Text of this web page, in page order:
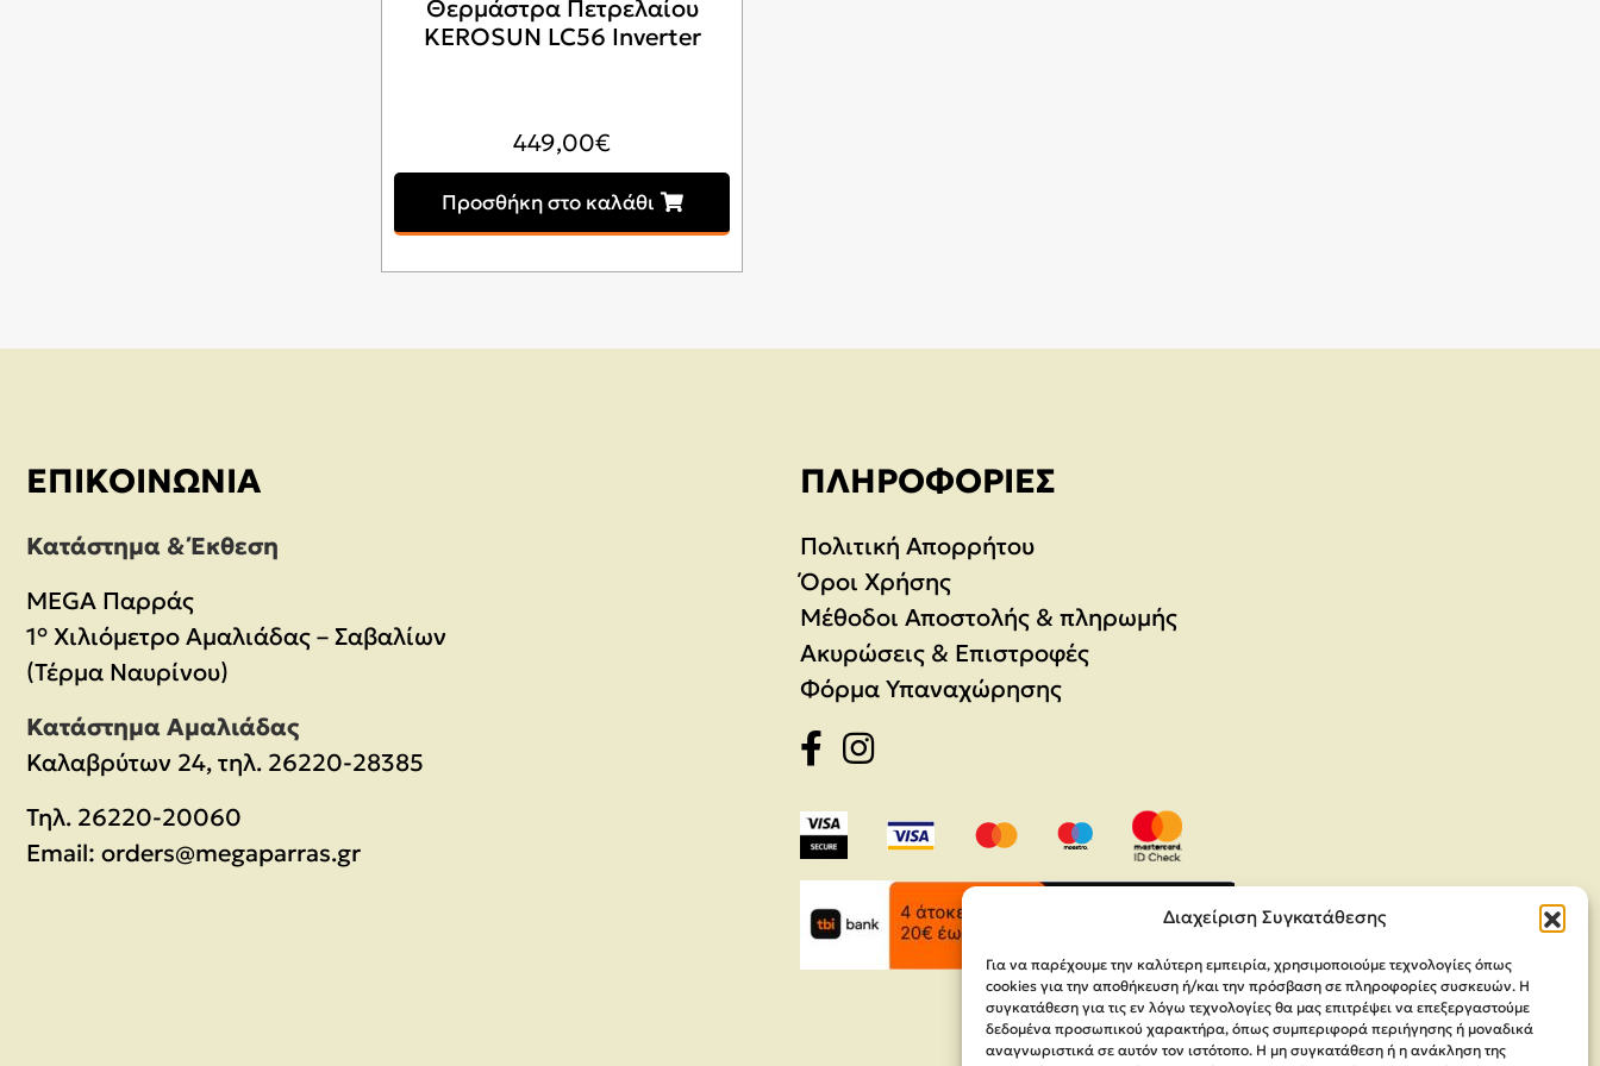
Διαχείριση Συγκατάθεσης
Για να παρέχουμε την καλύτερη εμπειρία, χρησιμοποιούμε τεχνολογίες όπως
cookies για την αποθήκευση ή/και την πρόσβαση σε πληροφορίες συσκευών. Η
συγκατάθεση για τις εν λόγω τεχνολογίες θα μας επιτρέψει να επεξεργαστούμε
δεδομένα προσωπικού χαρακτήρα, όπως συμπεριφορά περιήγησης ή μοναδικά
αναγνωριστικά σε αυτόν τον ιστότοπο. Η μη συγκατάθεση ή η ανάκληση της
Θερμάστρα Πετρελαίου
KEROSUN LC56 Inverter
449,00€
Προσθήκη στο καλάθι
ΕΠΙΚΟΙΝΩΝΊΑ
Κατάστημα & Έκθεση
MEGA Παρράς
1° Χιλιόμετρο Αμαλιάδας – Σαβαλίων
(Τέρμα Ναυρίνου)
Κατάστημα Αμαλιάδας
Καλαβρύτων 24, τηλ. 26220-28385
Τηλ. 26220-20060
Email: orders@megaparras.gr
ΠΛΗΡΟΦΟΡΊΕΣ
Πολιτική Απορρήτου
Όροι Χρήσης
Μέθοδοι Αποστολής & πληρωμής
Ακυρώσεις & Επιστροφές
Φόρμα Υπαναχώρησης